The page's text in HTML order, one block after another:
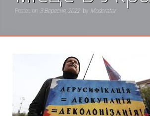
Posted on 3 Вересня, 2022 by Moderator